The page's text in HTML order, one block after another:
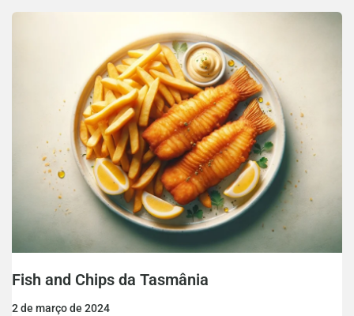
Fish and Chips da Tasmânia
2 de março de 2024